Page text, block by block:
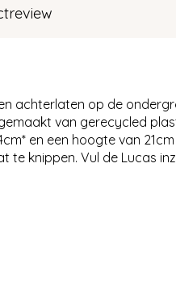
achterlaten op de
van gerecycled
en een hoogte van
te knippen. Vul de Lucas